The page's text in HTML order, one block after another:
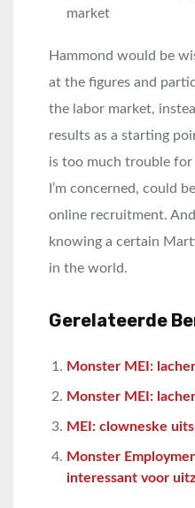
market
Hammond would be
at the figures and
the labor market,
results as a starting
is too much trouble for
I’m concerned, could
online recruitment.
knowing a certain
in the world.
Gerelateerde
Monster MEI:
Monster MEI:
MEI: clowneske
Monster
interessant voor